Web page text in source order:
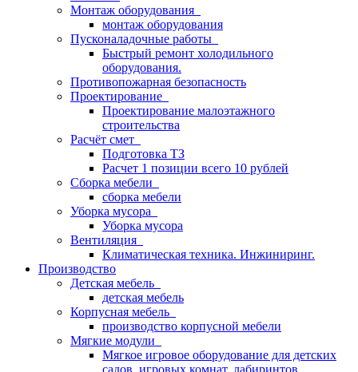
Монтаж оборудования
монтаж оборудования
Пусконаладочные работы
Быстрый ремонт холодильного
оборудования.
Противопожарная безопасность
Проектирование
Проектирование малоэтажного
строительства
Расчёт смет
Подготовка ТЗ
Расчет 1 позиции всего 10 рублей
Сборка мебели
сборка мебели
Уборка мусора
Уборка мусора
Вентиляция
Климатическая техника. Инжиниринг.
Производство
Детская мебель
детская мебель
Корпусная мебель
производство корпусной мебели
Мягкие модули
Мягкое игровое оборудование для детских
садов, игровых комнат, лабиринтов,